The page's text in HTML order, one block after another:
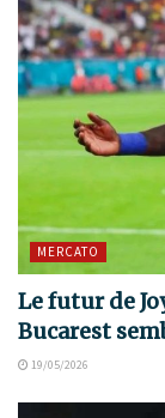
MERCATO
Le futur de
Bucarest
19/05/2026